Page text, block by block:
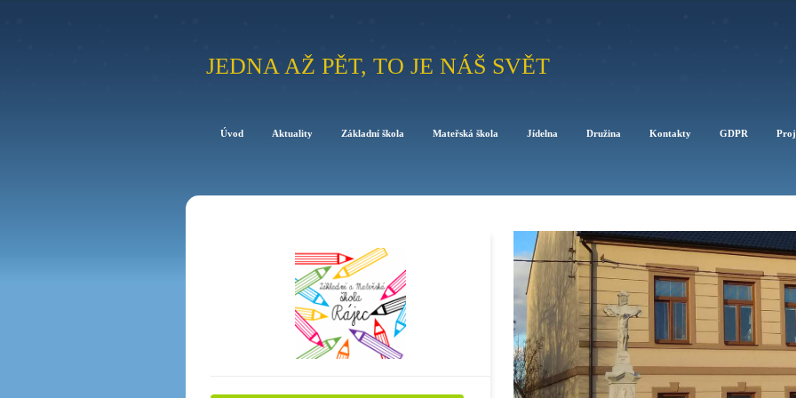
JEDNA AŽ PĚT, TO JE NÁŠ SVĚT
Úvod Aktuality Základní škola Mateřská škola Jídelna Družina Kontakty GDPR